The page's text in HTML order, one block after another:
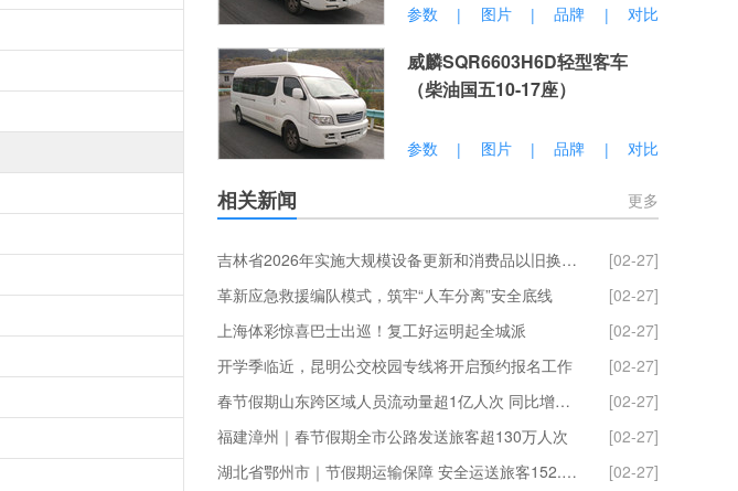
参数 | 图片 | 品牌 | 对比
威麟SQR6603H6D轻型客车
（柴油国五10-17座）
参数 | 图片 | 品牌 | 对比
相关新闻 更多
吉林省2026年实施大规模设备更新和消费品以旧换新政策工作方案发布
[02-27]
革新应急救援编队模式，筑牢“人车分离”安全底线
[02-27]
上海体彩惊喜巴士出巡！复工好运明起全城派
[02-27]
开学季临近，昆明公交校园专线将开启预约报名工作
[02-27]
春节假期山东跨区域人员流动量超1亿人次 同比增长21.57%
[02-27]
福建漳州｜春节假期全市公路发送旅客超130万人次
[02-27]
湖北省鄂州市｜节假期运输保障 安全运送旅客152.25 万人次
[02-27]